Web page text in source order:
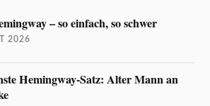
– so einfach, so schwer
2026
Hemingway-Satz: Alter Mann an